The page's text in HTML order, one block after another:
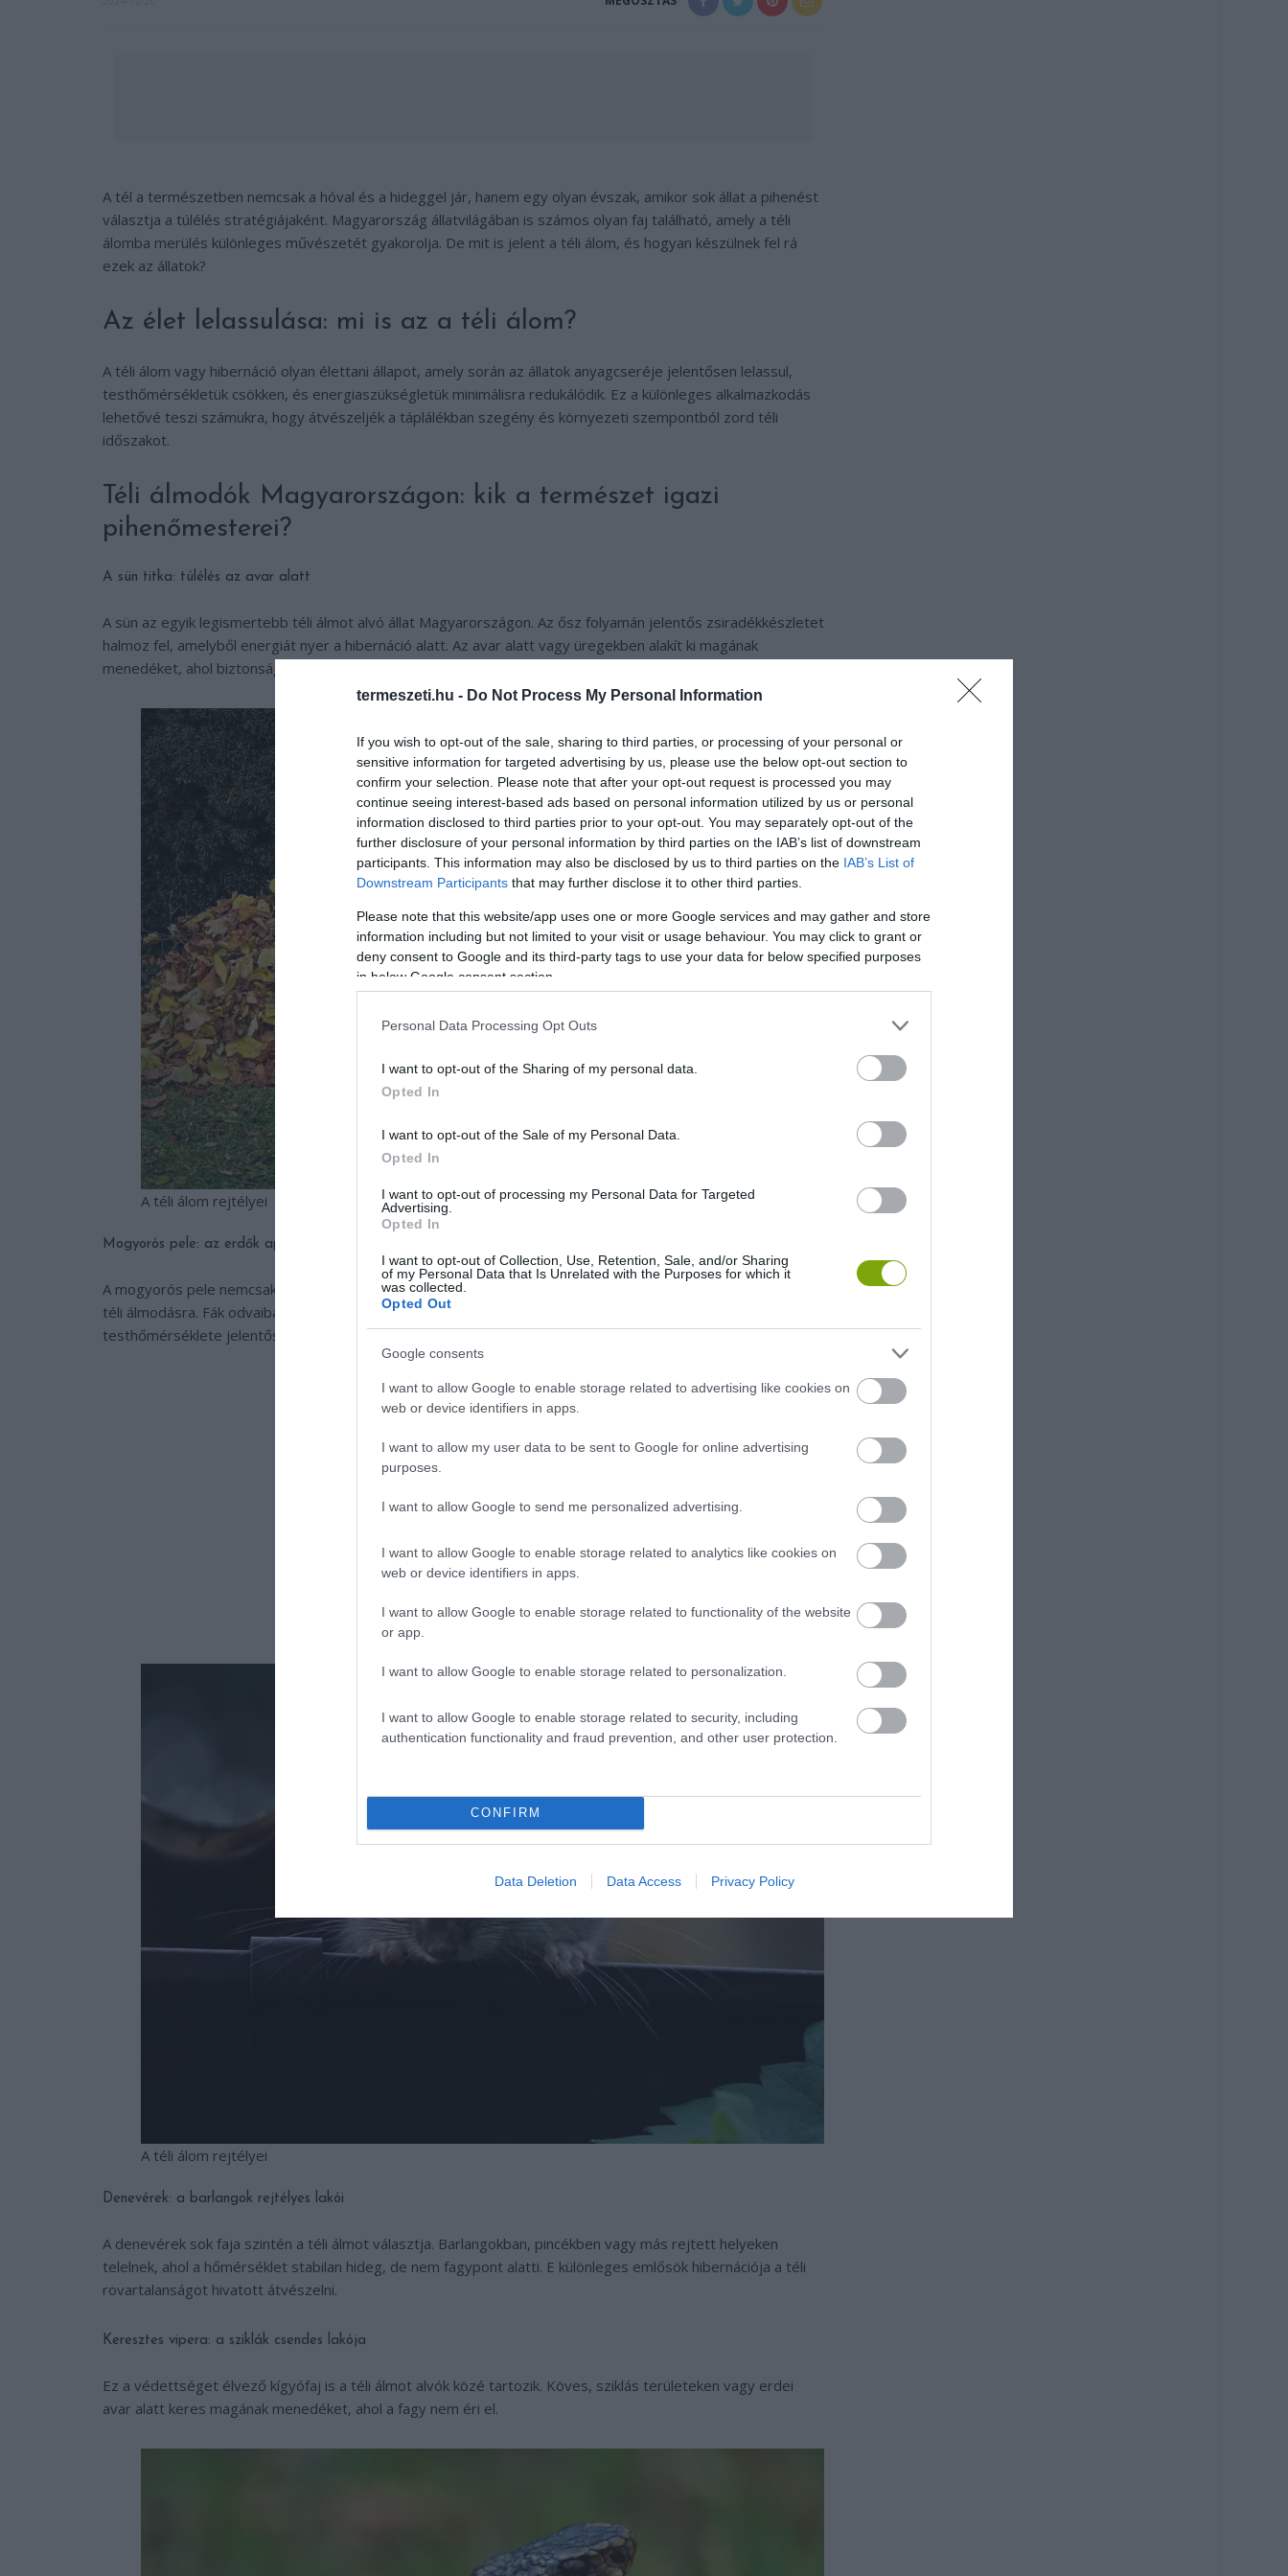
termeszeti.hu - Do Not Process My Personal Information
If you wish to opt-out of the sale, sharing to third parties, or processing of your personal or
sensitive information for targeted advertising by us, please use the below opt-out section to
confirm your selection. Please note that after your opt-out request is processed you may
continue seeing interest-based ads based on personal information utilized by us or personal
information disclosed to third parties prior to your opt-out. You may separately opt-out of the
further disclosure of your personal information by third parties on the IAB’s list of downstream
participants. This information may also be disclosed by us to third parties on the IAB’s List of
Downstream Participants that may further disclose it to other third parties.
Please note that this website/app uses one or more Google services and may gather and store
information including but not limited to your visit or usage behaviour. You may click to grant or
deny consent to Google and its third-party tags to use your data for below specified purposes
in below Google consent section.
Personal Data Processing Opt Outs
I want to opt-out of the Sharing of my personal data.
Opted In
I want to opt-out of the Sale of my Personal Data.
Opted In
I want to opt-out of processing my Personal Data for Targeted
Advertising.
Opted In
I want to opt-out of Collection, Use, Retention, Sale, and/or Sharing
of my Personal Data that Is Unrelated with the Purposes for which it
was collected.
Opted Out
Google consents
I want to allow Google to enable storage related to advertising like cookies on
web or device identifiers in apps.
I want to allow my user data to be sent to Google for online advertising
purposes.
I want to allow Google to send me personalized advertising.
I want to allow Google to enable storage related to analytics like cookies on
web or device identifiers in apps.
I want to allow Google to enable storage related to functionality of the website
or app.
I want to allow Google to enable storage related to personalization.
I want to allow Google to enable storage related to security, including
authentication functionality and fraud prevention, and other user protection.
CONFIRM
Data Deletion Data Access Privacy Policy
A tél a természetben nemcsak a hóval és a hideggel jár, hanem egy olyan évszak, amikor sok állat a pihenést
választja a túlélés stratégiájaként. Magyarország állatvilágában is számos olyan faj található, amely a téli
álomba merülés különleges művészetét gyakorolja. De mit is jelent a téli álom, és hogyan készülnek fel rá
ezek az állatok?
Az élet lelassulása: mi is az a téli álom?
A téli álom vagy hibernáció olyan élettani állapot, amely során az állatok anyagcseréje jelentősen lelassul,
testhőmérsékletük csökken, és energiaszükségletük minimálisra redukálódik. Ez a különleges alkalmazkodás
lehetővé teszi számukra, hogy átvészeljék a táplálékban szegény és környezeti szempontból zord téli
időszakot.
Téli álmodók Magyarországon: kik a természet igazi
pihenőmesterei?
A sün titka: túlélés az avar alatt
A sün az egyik legismertebb téli álmot alvó állat Magyarországon. Az ősz folyamán jelentős zsiradékkészletet
halmoz fel, amelyből energiát nyer a hibernáció alatt. Az avar alatt vagy üregekben alakít ki magának
menedéket, ahol biztonságban átalhatja a telet.
A téli álom rejtélyei
Mogyorós pele: az erdők apró szendergője
A mogyorós pele nemcsak aranyos megjelenéséről ismert, hanem arról is, hogy rendkívül alaposan készül a
téli álmodásra. Fák odvaiban vagy talajhoz közeli rejtekhelyeken vészeli át a hideg időszakot, miközben
testhőmérséklete jelentősen lecsökken.
A téli álom rejtélyei
Denevérek: a barlangok rejtélyes lakói
A denevérek sok faja szintén a téli álmot választja. Barlangokban, pincékben vagy más rejtett helyeken
telelnek, ahol a hőmérséklet stabilan hideg, de nem fagypont alatti. E különleges emlősök hibernációja a téli
rovartalanságot hivatott átvészelni.
Keresztes vipera: a sziklák csendes lakója
Ez a védettséget élvező kígyófaj is a téli álmot alvók közé tartozik. Köves, sziklás területeken vagy erdei
avar alatt keres magának menedéket, ahol a fagy nem éri el.